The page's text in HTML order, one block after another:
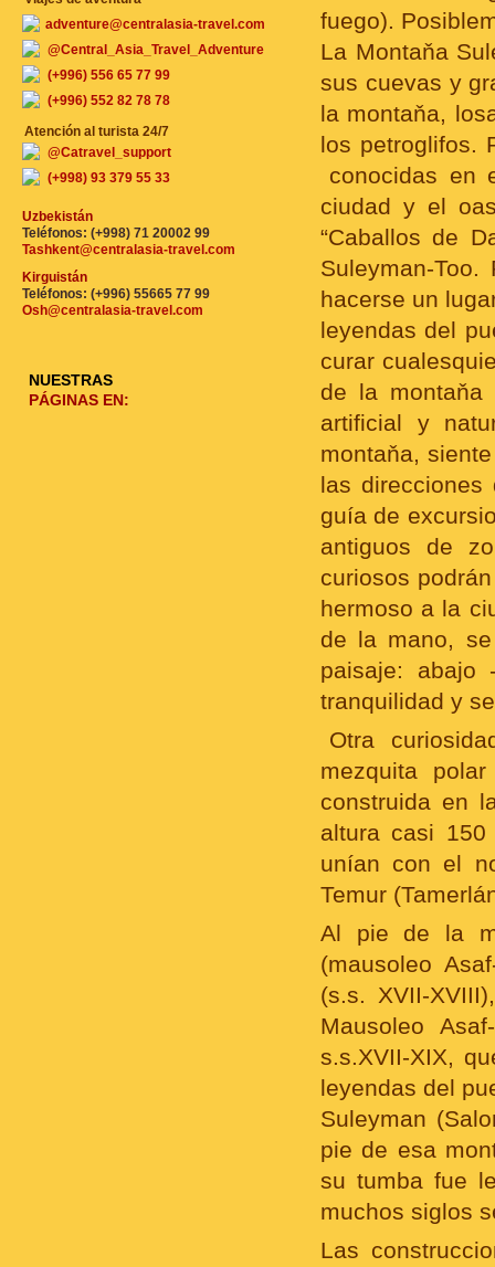
fuego).
La Montaňa
sus cuevas y
la montaňa,
los petroglifos.
conocidas en
ciudad y el
“Caballos de
Suleyman-
hacerse un
leyendas del
curar
de la montaňa
artificial y
montaňa,
las
guía de
antiguos de
curiosos
hermoso a la
de la mano,
paisaje:
tranquilidad y
Otra
mezquita
construida en
altura casi 150
unían con el
Temur
Al pie de la
(mausoleo
(s.s. XVII-
Mausoleo
s.s.XVII-XIX,
leyendas del
Suleyman
pie de esa
su tumba fue
muchos siglos
Las
adventure@centralasia-travel.com
@Central_Asia_Travel_Adventure
(+996) 556 65 77 99
(+996) 552 82 78 78
Atención al turista 24/7
@Catravel_support
(+998) 93 379 55 33
Uzbekistán
Teléfonos: (+998) 71 20002 99
Tashkent@centralasia-travel.com
Kirguistán
Teléfonos: (+996) 55665 77 99
Osh@centralasia-travel.com
NUESTRAS
PÁGINAS EN: